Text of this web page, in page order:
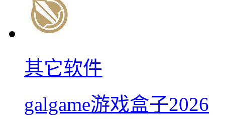
其它软件
galgame游戏盒子2026